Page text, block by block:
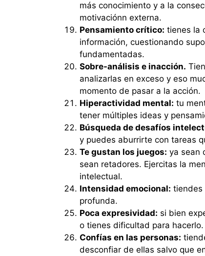
más conocimiento y a la
motivaciónn externa.
Pensamiento crítico: tienes la
información, cuestionando
fundamentadas.
Sobre-análisis e inacción.
analizarlas en exceso y eso
momento de pasar a la acción.
Hiperactividad mental: tu
tener múltiples ideas y
Búsqueda de desafíos
y puedes aburrirte con tareas
Te gustan los juegos: ya sean
sean retadores. Ejercitas la
intelectual.
Intensidad emocional: tiendes
profunda.
Poca expresividad: si bien
o tienes dificultad para hacerlo.
Confías en las personas:
desconfiar de ellas salvo que